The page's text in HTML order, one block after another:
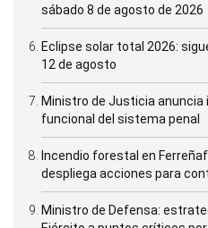
sábado 8 de agosto de 2026
Eclipse solar total 2026:
12 de agosto
Ministro de Justicia anuncia
funcional del sistema penal
Incendio forestal en
despliega acciones para
Ministro de Defensa: